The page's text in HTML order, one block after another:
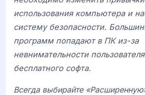
использования компьютера и
систему безопасности.
программ попадают в ПК из-за
невнимательности
бесплатного софта.
Всегда выбирайте